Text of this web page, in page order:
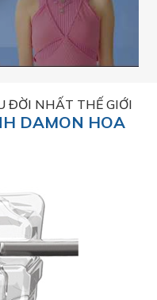
ĐỜI NHẤT THẾ GIỚI
DAMON HOA